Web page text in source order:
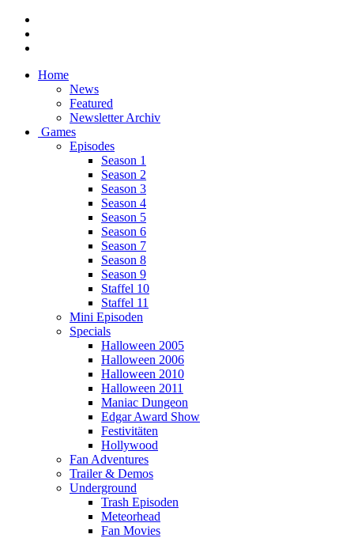
Home
News
Featured
Newsletter Archiv
Games
Episodes
Season 1
Season 2
Season 3
Season 4
Season 5
Season 6
Season 7
Season 8
Season 9
Staffel 10
Staffel 11
Mini Episoden
Specials
Halloween 2005
Halloween 2006
Halloween 2010
Halloween 2011
Maniac Dungeon
Edgar Award Show
Festivitäten
Hollywood
Fan Adventures
Trailer & Demos
Underground
Trash Episoden
Meteorhead
Fan Movies